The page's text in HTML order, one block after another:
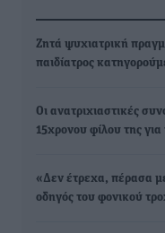
Ζητά ψυχιατρική
παιδίατρος
Οι ανατριχιαστικές
15χρονου φίλου της
«Δεν έτρεχα, πέρασα
οδηγός του φονικού